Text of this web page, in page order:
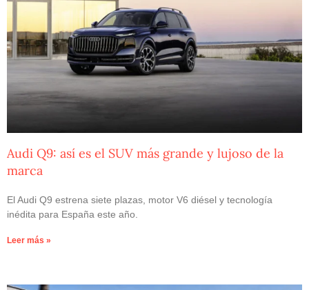
Audi Q9: así es el SUV más grande y lujoso de la
marca
El Audi Q9 estrena siete plazas, motor V6 diésel y tecnología
inédita para España este año.
Leer más »